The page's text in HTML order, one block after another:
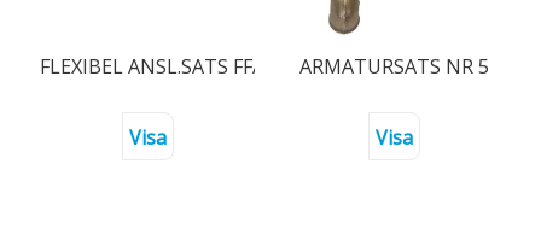
FLEXIBEL ANSL.SATS FFA AGA 150-200-300
Visa
ARMATURSATS NR 5
Visa